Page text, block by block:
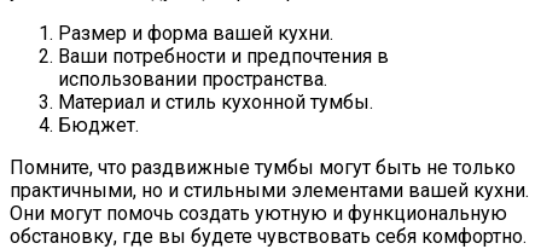
Размер и форма вашей кухни.
Ваши потребности и предпочтения в
использовании пространства.
Материал и стиль кухонной тумбы.
Бюджет.
Помните, что раздвижные тумбы могут быть не только
практичными, но и стильными элементами вашей кухни.
Они могут помочь создать уютную и функциональную
обстановку, где вы будете чувствовать себя комфортно.